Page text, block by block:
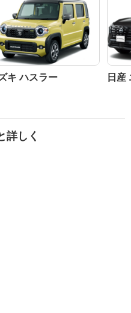
キ ハスラー 日産
詳しく